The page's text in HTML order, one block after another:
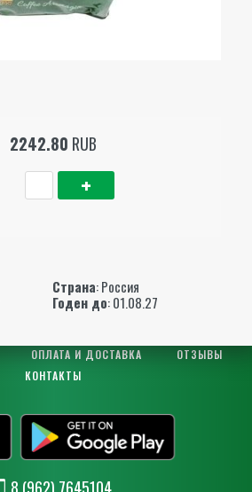
2242.80 RUB
Страна: Россия
Годен до: 01.08.27
ОПЛАТА И ДОСТАВКА
ОТЗЫВЫ
КОНТАКТЫ
8 (962) 7645104